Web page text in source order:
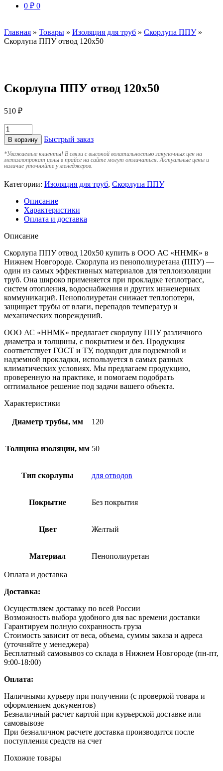
0 ₽ 0
Главная » Товары » Изоляция для труб » Скорлупа ППУ»
Скорлупа ППУ отвод 120х50
Скорлупа ППУ отвод 120х50
510 ₽
В корзину Быстрый заказ
*Уважаемые клиенты! В связи с высокой волатильностью закупочных цен на
металлопрокат цены в прайсе на сайте могут отличаться. Актуальные цены и
наличие уточняйте у менеджеров.
Категории: Изоляция для труб, Скорлупа ППУ
Описание
Характеристики
Оплата и доставка
Описание
Скорлупа ППУ отвод 120х50 купить в ООО АС «ННМК» в
Нижнем Новгороде. Скорлупа из пенополиуретана (ППУ) —
один из самых эффективных материалов для теплоизоляции
труб. Она широко применяется при прокладке теплотрасс,
систем отопления, водоснабжения и других инженерных
коммуникаций. Пенополиуретан снижает теплопотери,
защищает трубы от влаги, перепадов температур и
механических повреждений.
ООО АС «ННМК» предлагает скорлупу ППУ различного
диаметра и толщины, с покрытием и без. Продукция
соответствует ГОСТ и ТУ, подходит для подземной и
надземной прокладки, используется в самых разных
климатических условиях. Мы предлагаем продукцию,
проверенную на практике, и помогаем подобрать
оптимальное решение под задачи вашего объекта.
Характеристики
Диаметр трубы, мм 120
Толщина изоляции, мм 50
Тип скорлупы для отводов
Покрытие Без покрытия
Цвет Желтый
Материал Пенополиуретан
Оплата и доставка
Доставка:
Осуществляем доставку по всей России
Возможность выбора удобного для вас времени доставки
Гарантируем полную сохранность груза
Стоимость зависит от веса, объема, суммы заказа и адреса
(уточняйте у менеджера)
Бесплатный самовывоз со склада в Нижнем Новгороде (пн-пт,
9:00-18:00)
Оплата:
Наличными курьеру при получении (с проверкой товара и
оформлением документов)
Безналичный расчет картой при курьерской доставке или
самовывозе
При безналичном расчете доставка производится после
поступления средств на счет
Похожие товары